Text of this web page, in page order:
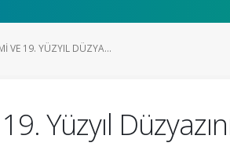
VE 19. YÜZYIL DÜZYA...
Yüzyıl